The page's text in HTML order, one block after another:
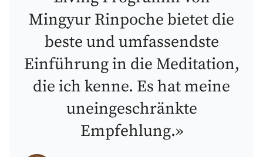
Mingyur Rinpoche bietet die
beste und umfassendste
Einführung in die Meditation,
die ich kenne. Es hat meine
uneingeschränkte
Empfehlung.»